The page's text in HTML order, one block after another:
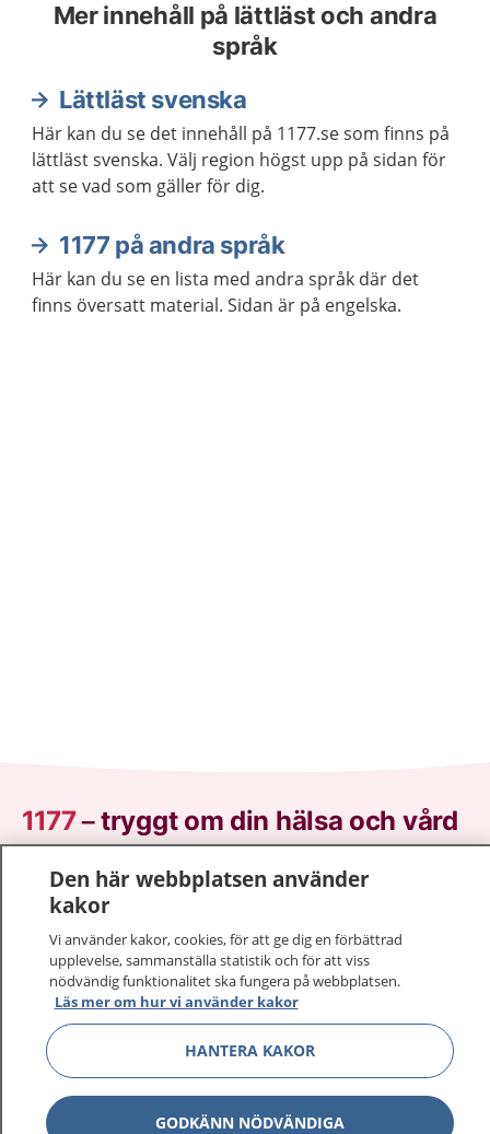
Mer innehåll på lättläst och andra
språk
Lättläst svenska
Här kan du se det innehåll på 1177.se som finns på
lättläst svenska. Välj region högst upp på sidan för
att se vad som gäller för dig.
1177 på andra språk
Här kan du se en lista med andra språk där det
finns översatt material. Sidan är på engelska.
1177–tryggt om din hälsa och vård
På 1177.se får du råd om hälsa och information om
sjukdomar och vilka mottagningar du kan kontakta.
vårdärenden. Ring telefonnummer 1177 för
sjukvårdsrådgivning dygnet runt.
1177 ger dig råd när du vill må bättre.
Den här webbplatsen använder
kakor
Vi använder kakor, cookies, för att ge dig en förbättrad
upplevelse, sammanställa statistik och för att viss
nödvändig funktionalitet ska fungera på webbplatsen.
Läs mer om hur vi använder kakor
HANTERA KAKOR
GODKÄNN NÖDVÄNDIGA